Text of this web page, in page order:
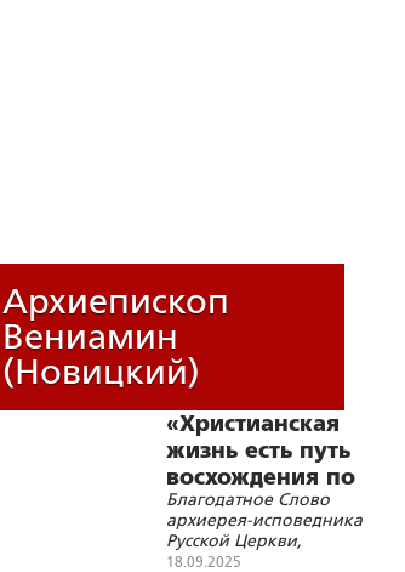
Архиепископ
Вениамин
(Новицкий)
«Христианская
жизнь есть путь
восхождения по
лествице духовного
Благодатное Слово
архиерея-исповедника
Русской Церкви,
опубликовано в печати в
18.09.2025